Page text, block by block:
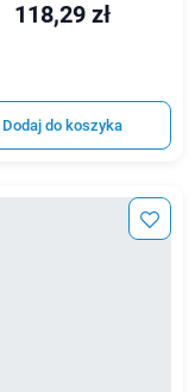
118,29 zł
Dodaj do koszyka